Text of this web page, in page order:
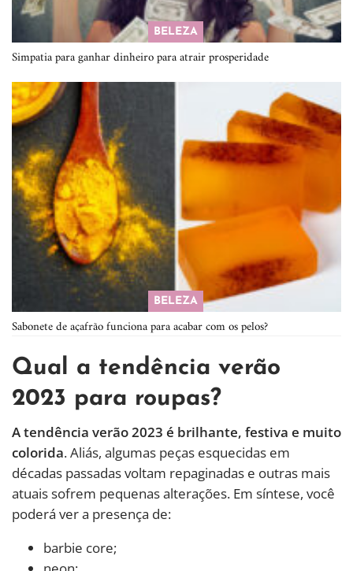
BELEZA
Simpatia para ganhar dinheiro para atrair prosperidade
BELEZA
Sabonete de açafrão funciona para acabar com os pelos?
Qual a tendência verão
2023 para roupas?
A tendência verão 2023 é brilhante, festiva e muito
colorida. Aliás, algumas peças esquecidas em
décadas passadas voltam repaginadas e outras mais
atuais sofrem pequenas alterações. Em síntese, você
poderá ver a presença de:
barbie core;